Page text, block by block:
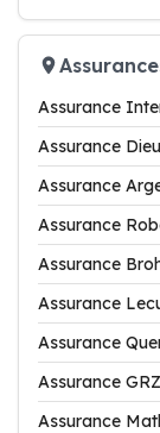
Assurance
Assurance
Assurance
Assurance
Assurance
Assurance
Assurance
Assurance
Assurance